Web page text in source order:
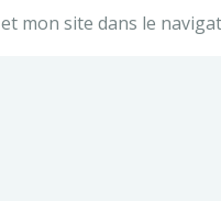
mon site dans le